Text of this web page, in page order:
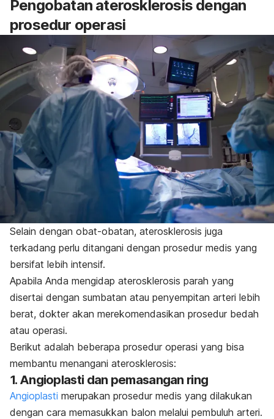
Pengobatan aterosklerosis dengan
prosedur operasi
Selain dengan obat-obatan, aterosklerosis juga
terkadang perlu ditangani dengan prosedur medis yang
bersifat lebih intensif.
Apabila Anda mengidap aterosklerosis parah yang
disertai dengan sumbatan atau penyempitan arteri lebih
berat, dokter akan merekomendasikan prosedur bedah
atau operasi.
Berikut adalah beberapa prosedur operasi yang bisa
membantu menangani aterosklerosis:
1. Angioplasti dan pemasangan ring
Angioplasti merupakan prosedur medis yang dilakukan
dengan cara memasukkan balon melalui pembuluh arteri.